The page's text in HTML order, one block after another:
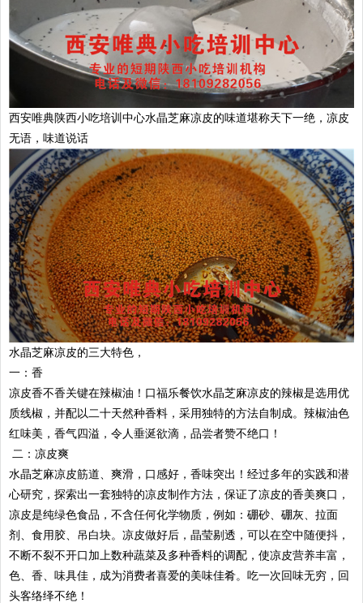
西安唯典陕西小吃培训中心水晶芝麻凉皮的味道堪称天下一绝，凉皮
无语，味道说话
水晶芝麻凉皮的三大特色，
一：香
凉皮香不香关键在辣椒油！口福乐餐饮水晶芝麻凉皮的辣椒是选用优
质线椒，并配以二十天然种香料，采用独特的方法自制成。辣椒油色
红味美，香气四溢，令人垂涎欲滴，品尝者赞不绝口！
二：凉皮爽
水晶芝麻凉皮筋道、爽滑，口感好，香味突出！经过多年的实践和潜
心研究，探索出一套独特的凉皮制作方法，保证了凉皮的香美爽口，
凉皮是纯绿色食品，不含任何化学物质，例如：硼砂、硼灰、拉面
剂、食用胶、吊白块。凉皮做好后，晶莹剔透，可以在空中随便抖，
不断不裂不开口加上数种蔬菜及多种香料的调配，使凉皮营养丰富，
色、香、味具佳，成为消费者喜爱的美味佳肴。吃一次回味无穷，回
头客络绎不绝！